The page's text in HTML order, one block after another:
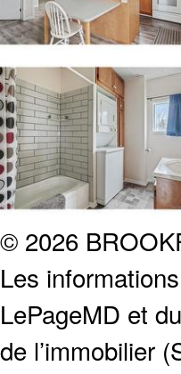
© 2026
Les
LePageMD et
de l’immobilier